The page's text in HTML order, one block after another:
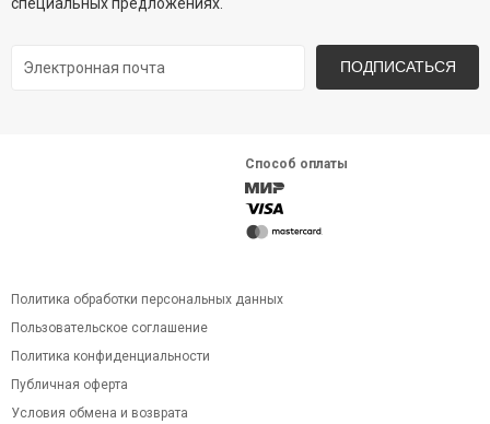
ПОДПИСАТЬСЯ
Способ оплаты
Политика обработки персональных данных
Пользовательское соглашение
Политика конфиденциальности
Публичная оферта
Условия обмена и возврата